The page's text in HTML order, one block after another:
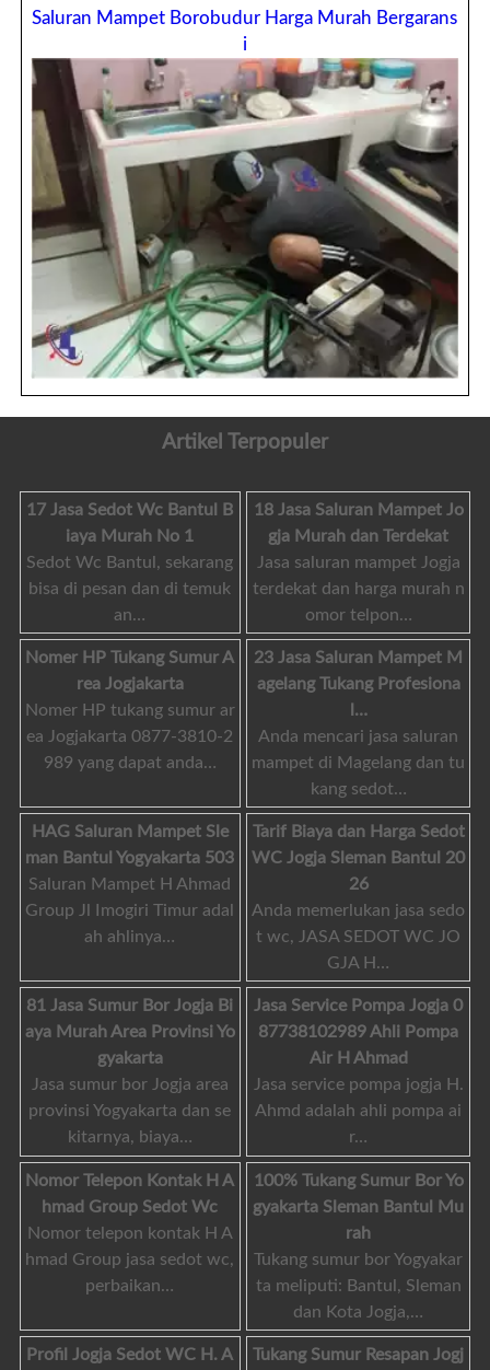
Saluran Mampet Borobudur Harga Murah Bergarans
i
Artikel Terpopuler
17 Jasa Sedot Wc Bantul B
iaya Murah No 1
Sedot Wc Bantul, sekarang
bisa di pesan dan di temuk
an…
18 Jasa Saluran Mampet Jo
gja Murah dan Terdekat
Jasa saluran mampet Jogja
terdekat dan harga murah n
omor telpon…
Nomer HP Tukang Sumur A
rea Jogjakarta
Nomer HP tukang sumur ar
ea Jogjakarta 0877-3810-2
989 yang dapat anda…
23 Jasa Saluran Mampet M
agelang Tukang Profesiona
l…
Anda mencari jasa saluran
mampet di Magelang dan tu
kang sedot…
HAG Saluran Mampet Sle
man Bantul Yogyakarta 503
Saluran Mampet H Ahmad
Group Jl Imogiri Timur adal
ah ahlinya…
Tarif Biaya dan Harga Sedot
WC Jogja Sleman Bantul 20
26
Anda memerlukan jasa sedo
t wc, JASA SEDOT WC JO
GJA H…
81 Jasa Sumur Bor Jogja Bi
aya Murah Area Provinsi Yo
gyakarta
Jasa sumur bor Jogja area
provinsi Yogyakarta dan se
kitarnya, biaya…
Jasa Service Pompa Jogja 0
87738102989 Ahli Pompa
Air H Ahmad
Jasa service pompa jogja H.
Ahmd adalah ahli pompa ai
r…
Nomor Telepon Kontak H A
hmad Group Sedot Wc
Nomor telepon kontak H A
hmad Group jasa sedot wc,
perbaikan…
100% Tukang Sumur Bor Yo
gyakarta Sleman Bantul Mu
rah
Tukang sumur bor Yogyakar
ta meliputi: Bantul, Sleman
dan Kota Jogja,…
Profil Jogja Sedot WC H. A
Tukang Sumur Resapan Jogj